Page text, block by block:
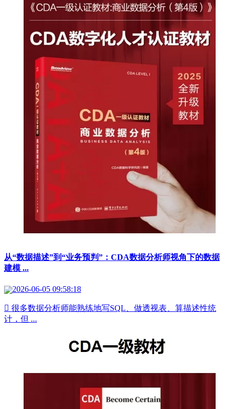
从“数据描述”到“业务预判”：CDA数据分析师视角下的数据
建模 ...
2026-06-05 09:58:18
 很多数据分析师能熟练地写SQL、做透视表、算描述性统
计，但 ...